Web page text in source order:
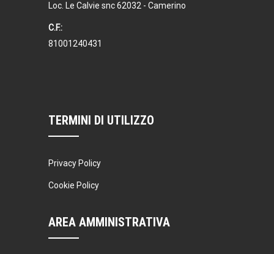
Loc. Le Calvie snc 62032 - Camerino
C.F.:
81001240431
TERMINI DI UTILIZZO
Privacy Policy
Cookie Policy
AREA AMMINISTRATIVA